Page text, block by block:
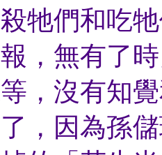
牠們和吃
報，無有了
，沒有知
，因為孫